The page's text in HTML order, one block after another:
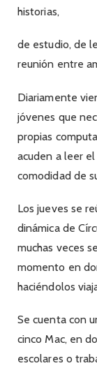
historias,
de estudio, de
reunión entre
Diariamente
jóvenes que
propias
acuden a leer
comodidad de
Los jueves se
dinámica de
muchas veces
momento en
haciéndolos
Se cuenta con
cinco Mac, en
escolares o